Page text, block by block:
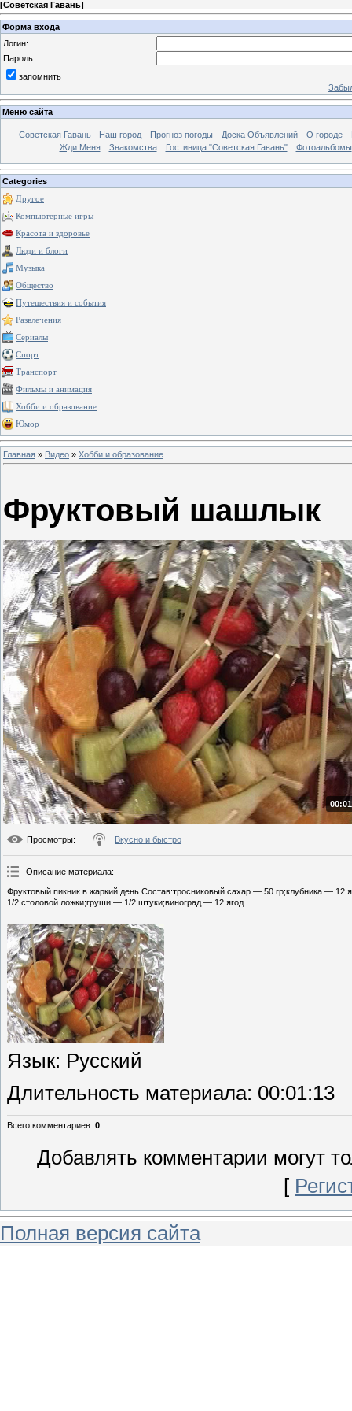
[Советская Гавань]
Форма входа
Логин:
Пароль:
запомнить
Меню сайта
Советская Гавань - Наш город Прогноз погоды Доска Объявлений О городе
Жди Меня
Знакомства Гостиница "Советская Гавань" Фотоальбомы
Categories
Другое
Компьютерные игры
Красота и здоровье
Люди и блоги
Музыка
Общество
Путешествия и события
Развлечения
Сериалы
Спорт
Транспорт
Фильмы и анимация
Хобби и образование
Юмор
Главная » Видео » Хобби и образование
Фруктовый шашлык
Просмотры: Вкусно и быстро
Описание материала:
Фруктовый пикник в жаркий день.Состав:тросниковый сахар — 50 гр;клубника —
1/2 столовой ложки;груши — 1/2 штуки;виноград — 12 ягод.
Язык: Русский
Длительность материала: 00:01:13
Всего комментариев: 0
Добавлять комментарии могут
[
Полная версия сайта